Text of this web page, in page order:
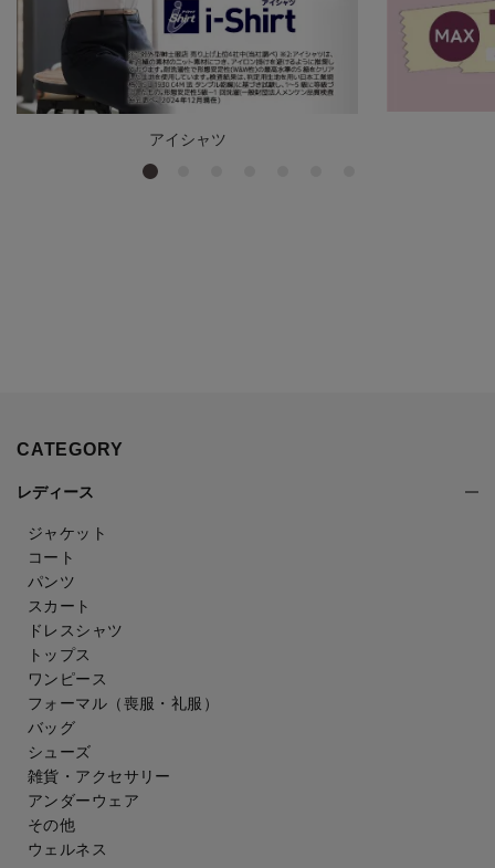
アイシャツ
CATEGORY
レディース
ジャケット
コート
パンツ
スカート
ドレスシャツ
トップス
ワンピース
フォーマル（喪服・礼服）
バッグ
シューズ
雑貨・アクセサリー
アンダーウェア
その他
ウェルネス